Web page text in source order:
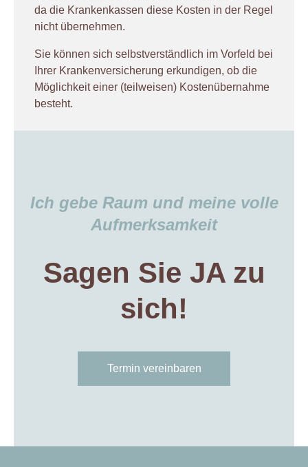
da die Krankenkassen diese Kosten in der Regel
nicht übernehmen.
Sie können sich selbstverständlich im Vorfeld bei
Ihrer Krankenversicherung erkundigen, ob die
Möglichkeit einer (teilweisen) Kostenübernahme
besteht.
Ich gebe Raum und meine volle
Aufmerksamkeit
Sagen Sie JA zu
sich!
Termin vereinbaren